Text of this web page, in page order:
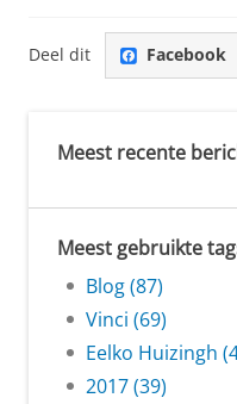
Deel dit Facebook
Meest recente
Meest gebruikte
Blog (87)
Vinci (69)
Eelko Huizingh
2017 (39)